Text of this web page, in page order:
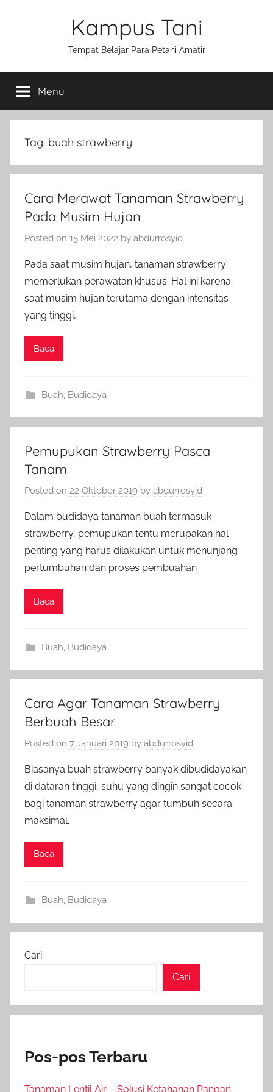
Kampus Tani
Tempat Belajar Para Petani Amatir
Menu
Tag: buah strawberry
Cara Merawat Tanaman Strawberry
Pada Musim Hujan
Posted on 15 Mei 2022 by abdurrosyid
Pada saat musim hujan, tanaman strawberry
memerlukan perawatan khusus. Hal ini karena
saat musim hujan terutama dengan intensitas
yang tinggi,
Baca
Buah Budidaya
Pemupukan Strawberry Pasca
Tanam
Posted on 22 Oktober 2019 by abdurrosyid
Dalam budidaya tanaman buah termasuk
strawberry, pemupukan tentu merupakan hal
penting yang harus dilakukan untuk menunjang
pertumbuhan dan proses pembuahan
Baca
Buah, Budidaya
Cara Agar Tanaman Strawberry
Berbuah Besar
Posted on 7 Januari 2019 by abdurrosyid
Biasanya buah strawberry banyak dibudidayakan
di dataran tinggi, suhu yang dingin sangat cocok
bagi tanaman strawberry agar tumbuh secara
maksimal.
Baca
Buah Budidaya
Cari
Cari
Pos-pos Terbaru
Tanaman Lentil Air – Solusi Ketahanan Pangan